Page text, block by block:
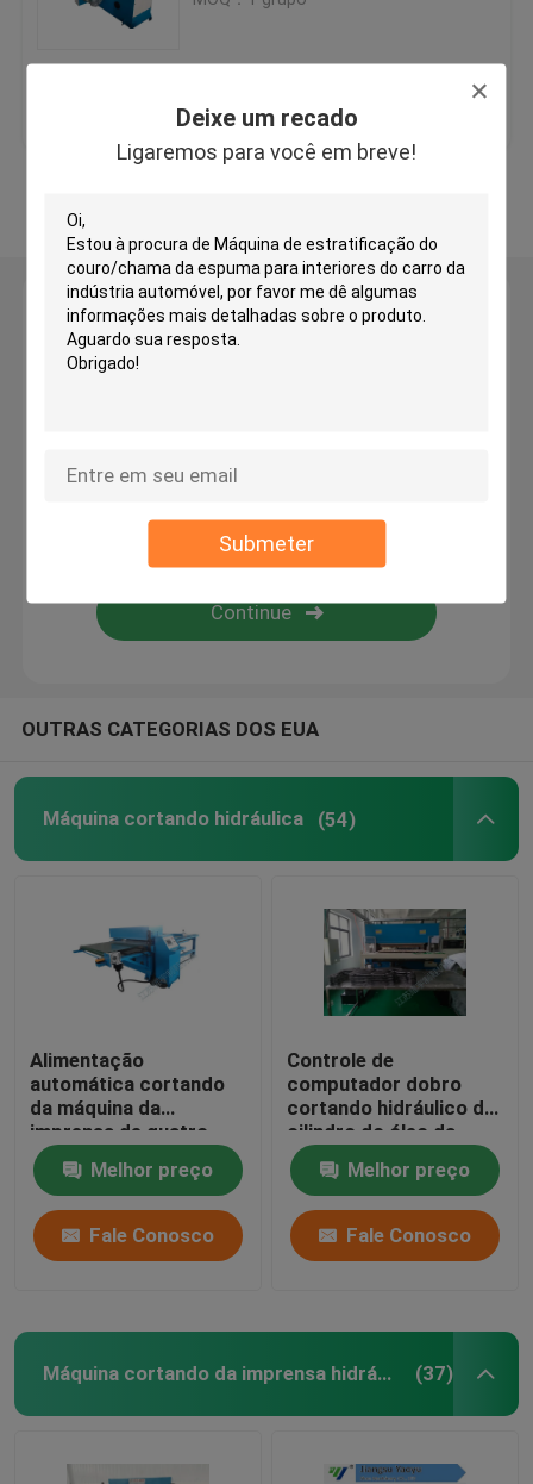
Deixe um recado
Ligaremos para você em breve!
Submeter
Máquina de corte principal de viagem hidráulica
Máquina do cortador da tira da tela
Máquina de corte do rolo da tela
Máquina de espalhamento automática
Máquina de corte do computador
Luva que faz a máquina
Deixe um recado
Ligaremos para você em breve!
OUTRAS CATEGORIAS DOS EUA
Máquina cortando hidráulica (54)
Alimentação
automática cortando
da máquina da
imprensa de quatro
colunas para a fatura
da sapata dos
esportes
Melhor preço
Fale Conosco
Controle de
computador dobro
cortando hidráulico do
cilindro do óleo da
máquina da máscara
facial Melhor preço
Fale Conosco
Máquina cortando da imprensa hidráulica (37)